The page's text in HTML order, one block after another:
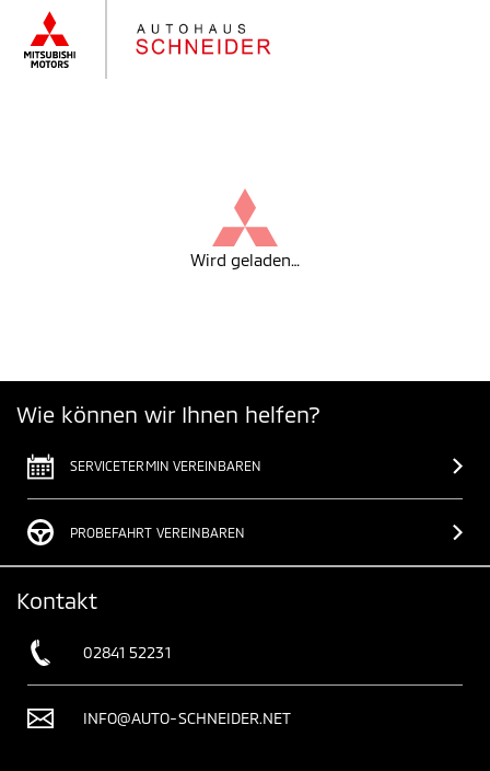
Wird geladen…
Wie können wir Ihnen helfen?
SERVICETERMIN VEREINBAREN
PROBEFAHRT VEREINBAREN
Kontakt
02841 52231
INFO@AUTO-SCHNEIDER.NET